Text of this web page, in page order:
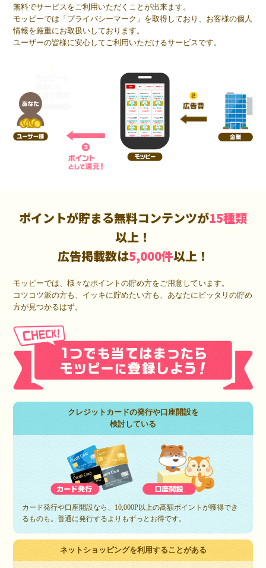
無料でサービスをご利用いただくことが出来ます。
モッピーでは「プライバシーマーク」を取得しており、お客様の個人
情報を厳重にお取扱いしております。
ユーザーの皆様に安心してご利用いただけるサービスです。
ポイントが貯まる無料コンテンツが15種類
以上！
広告掲載数は5,000件以上！
モッピーでは、様々なポイントの貯め方をご用意しています。
コツコツ派の方も、イッキに貯めたい方も、あなたにピッタリの貯め
方が見つかるはず。
クレジットカードの発行や口座開設を
検討している
カード発行や口座開設なら、10,000P以上の高額ポイントが獲得でき
るものも。普通に発行するよりもずっとお得です。
ネットショッピングを利用することがある